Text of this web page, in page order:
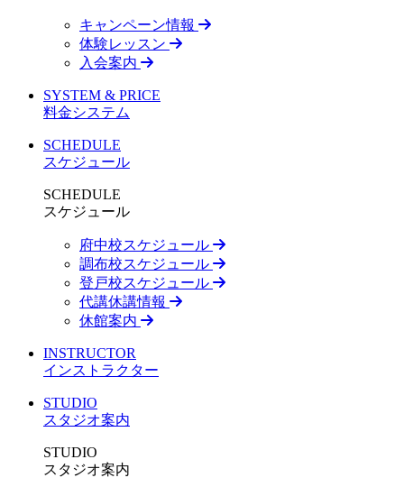
キャンペーン情報
体験レッスン
入会案内
SYSTEM & PRICE
料金システム
SCHEDULE
スケジュール
SCHEDULE
スケジュール
府中校スケジュール
調布校スケジュール
登戸校スケジュール
代講休講情報
休館案内
INSTRUCTOR
インストラクター
STUDIO
スタジオ案内
STUDIO
スタジオ案内